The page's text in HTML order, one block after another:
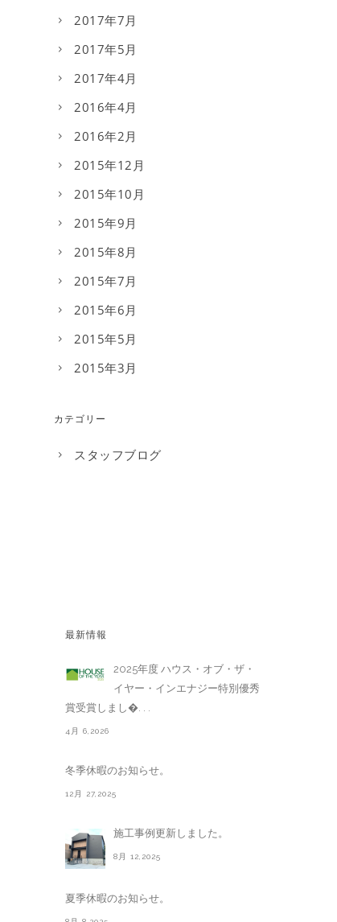
2017年7月
2017年5月
2017年4月
2016年4月
2016年2月
2015年12月
2015年10月
2015年9月
2015年8月
2015年7月
2015年6月
2015年5月
2015年3月
カテゴリー
スタッフブログ
最新情報
2025年度 ハウス・オブ・ザ・
イヤー・インエナジー特別優秀
賞受賞しまし�. . .
4月 6,2026
冬季休暇のお知らせ。
12月 27,2025
施工事例更新しました。
8月 12,2025
夏季休暇のお知らせ。